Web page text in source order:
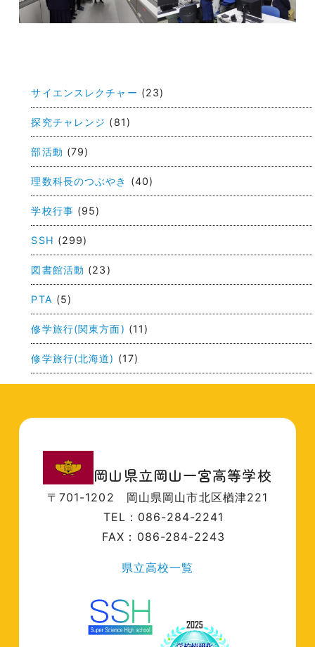
ナ
ビ
ゲ
ー
シ
ョ
ン
サイエンスレクチャー (23)
探究チャレンジ (81)
部活動 (79)
理数科長のつぶやき (40)
学校行事 (95)
SSH (299)
図書館活動 (23)
PTA (5)
修学旅行(関東方面) (11)
修学旅行(北海道) (17)
岡山県立岡山一宮高等学校
〒701-1202 岡山県岡山市北区楢津221
TEL：086-284-2241
FAX：086-284-2243
県立高校一覧